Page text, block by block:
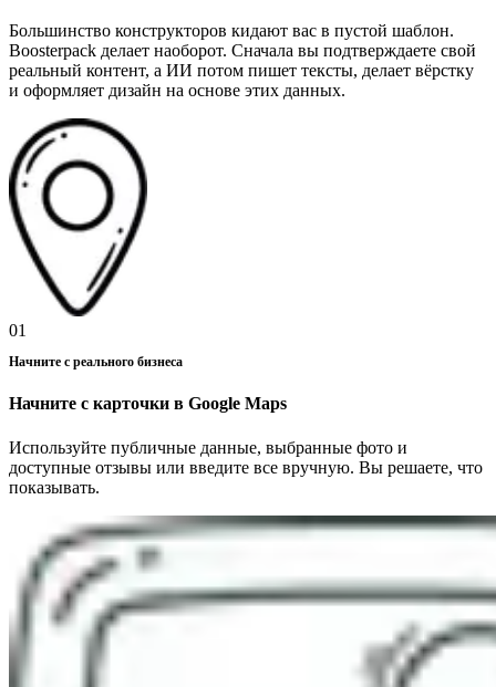
Большинство конструкторов кидают вас в пустой шаблон.
Boosterpack делает наоборот. Сначала вы подтверждаете свой
реальный контент, а ИИ потом пишет тексты, делает вёрстку
и оформляет дизайн на основе этих данных.
01
Начните с реального бизнеса
Начните с карточки в Google Maps
Используйте публичные данные, выбранные фото и
доступные отзывы или введите все вручную. Вы решаете, что
показывать.